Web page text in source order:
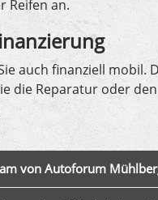
Reifen an.
auch finanziell mobil.
die Reparatur oder den
von Autoforum